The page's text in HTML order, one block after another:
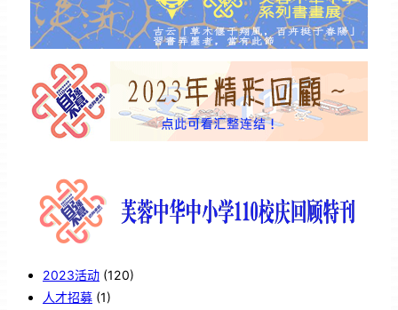
2023活动 (120)
人才招募 (1)